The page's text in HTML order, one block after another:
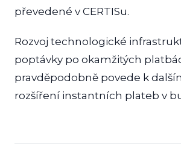
převedené v CERTISu.
Rozvoj technologické
poptávky po okamžitých
pravděpodobně povede k
rozšíření instantních plateb v